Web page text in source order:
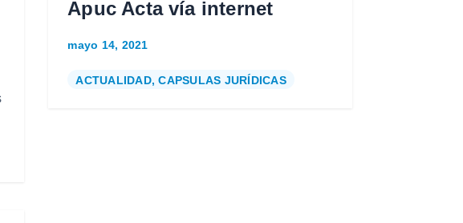
Apuc Acta vía internet
mayo 14, 2021
ACTUALIDAD,CAPSULAS JURÍDICAS